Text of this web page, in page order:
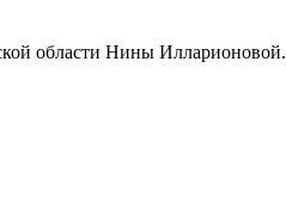
области Нины Илларионовой.